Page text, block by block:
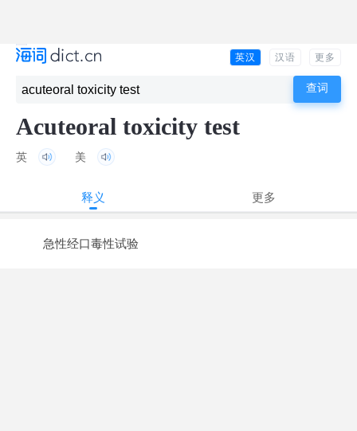
英汉 汉语 更多
Acuteoral toxicity test
英 美
释义 更多
急性经口毒性试验